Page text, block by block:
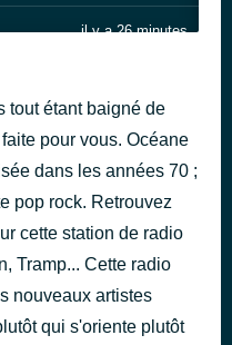
il y a 26 minutes
(You Make Me Feel Like) A Natural Woman
il y a 48 minutes
ma vie
tout étant baigné de
pour vous. Océane
dans les années 70 ;
pop rock. Retrouvez
cette station de radio
Tramp... Cette radio
nouveaux artistes
qui s'oriente plutôt